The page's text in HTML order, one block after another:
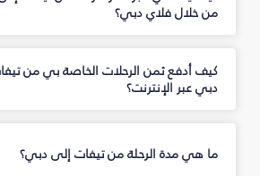
من خلال فلاي دبي؟
كيف أدفع ثمن الرحلات الخاصة بي من
دبي عبر الإنترنت؟
ما هي مدة الرحلة من تيفات إلى دبي؟